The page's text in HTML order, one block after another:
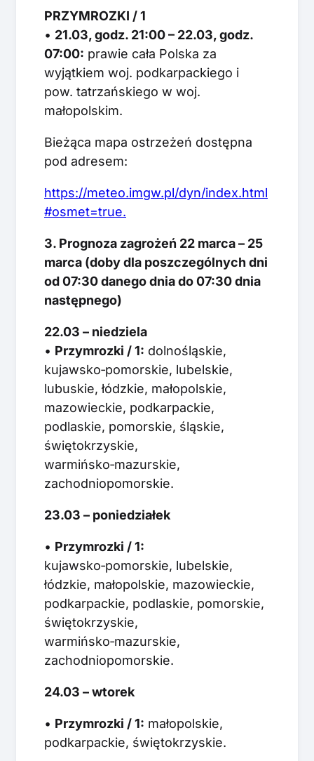
PRZYMROZKI / 1
• 21.03, godz. 21:00 – 22.03, godz.
07:00: prawie cała Polska za
wyjątkiem woj. podkarpackiego i
pow. tatrzańskiego w woj.
małopolskim.
Bieżąca mapa ostrzeżeń dostępna
pod adresem:
https://meteo.imgw.pl/dyn/index.html
#osmet=true.
3. Prognoza zagrożeń 22 marca – 25
marca (doby dla poszczególnych dni
od 07:30 danego dnia do 07:30 dnia
następnego)
22.03 – niedziela
• Przymrozki / 1: dolnośląskie,
kujawsko‑pomorskie, lubelskie,
lubuskie, łódzkie, małopolskie,
mazowieckie, podkarpackie,
podlaskie, pomorskie, śląskie,
świętokrzyskie,
warmińsko‑mazurskie,
zachodniopomorskie.
23.03 – poniedziałek
• Przymrozki / 1:
kujawsko‑pomorskie, lubelskie,
łódzkie, małopolskie, mazowieckie,
podkarpackie, podlaskie, pomorskie,
świętokrzyskie,
warmińsko‑mazurskie,
zachodniopomorskie.
24.03 – wtorek
• Przymrozki / 1: małopolskie,
podkarpackie, świętokrzyskie.